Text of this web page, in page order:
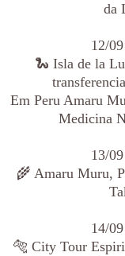
da
12/
🐍 Isla de la
Em Peru Amaru
Medicina
13/
🌾 Amaru Muru,
14/
🐅 City Tour